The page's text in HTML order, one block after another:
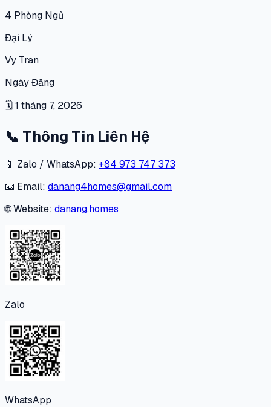
4 Phòng Ngủ
Đại Lý
Vy Tran
Ngày Đăng
🗓1 tháng 7, 2026
📞 Thông Tin Liên Hệ
📱 Zalo / WhatsApp: +84 973 747 373
📧 Email: danang4homes@gmail.com
🌐 Website: danang.homes
Zalo
WhatsApp